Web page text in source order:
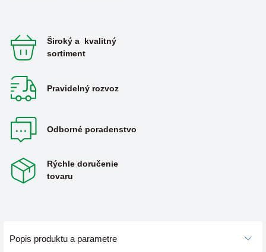
Široký a kvalitný
sortiment
Pravidelný rozvoz
Odborné poradenstvo
Rýchle doručenie
tovaru
Popis produktu a parametre